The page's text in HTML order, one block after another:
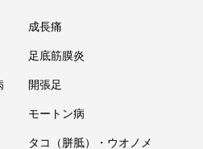
成長痛
足底筋膜炎
開張足
モートン病
タコ（胼胝）・ウオノメ